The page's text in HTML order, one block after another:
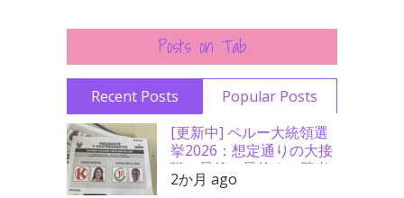
Posts on Tab
Recent Posts
Popular Posts
[更新中] ペルー大統領選
挙2026：想定通りの大接
戦、最後の最後まで勝者
分からず
2か月 ago